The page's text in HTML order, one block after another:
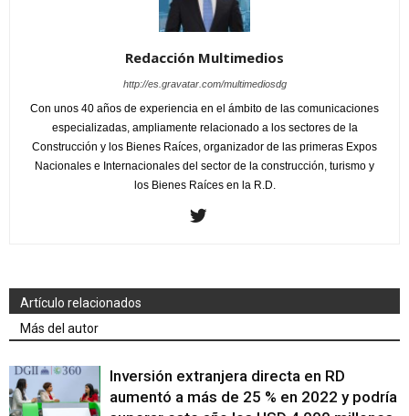
Redacción Multimedios
http://es.gravatar.com/multimediosdg
Con unos 40 años de experiencia en el ámbito de las comunicaciones
especializadas, ampliamente relacionado a los sectores de la
Construcción y los Bienes Raíces, organizador de las primeras Expos
Nacionales e Internacionales del sector de la construcción, turismo y
los Bienes Raíces en la R.D.
Artículo relacionados
Más del autor
Inversión extranjera directa en RD
aumentó a más de 25 % en 2022 y podría